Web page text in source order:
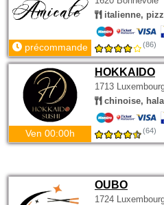
italienne,
précommande (86)
HOKKAIDO
1713
chinoise,
Ven 00:00h (64)
OUBO
1724